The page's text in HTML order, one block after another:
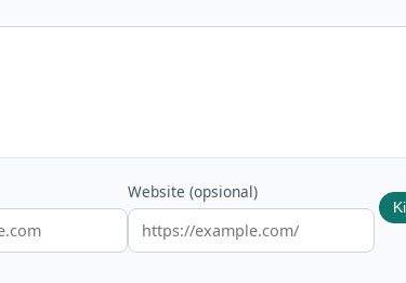
Website (opsional)